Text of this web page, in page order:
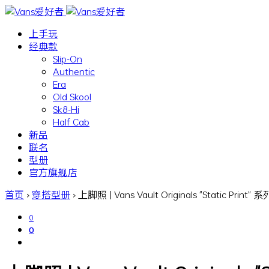
上手玩
经典款
Slip-On
Authentic
Era
Old Skool
Sk8-Hi
Half Cab
新品
联名
型册
官方旗舰店
首页 › 穿搭型册 › 上脚照 | Vans Vault Originals "Static Print" 系
0
0